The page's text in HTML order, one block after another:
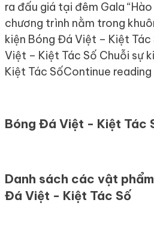
ra đấu giá tại đêm Gala
chương trình nằm trong
kiện Bóng Đá Việt – Kiệt
Việt – Kiệt Tác Số Chuỗi sự
Kiệt Tác SốContinue reading
Bóng Đá Việt - Kiệt Tác
Danh sách các vật
Đá Việt - Kiệt Tác Số